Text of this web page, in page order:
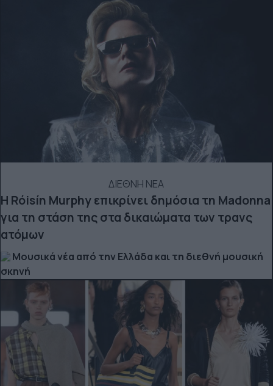
ΔΙΕΘΝΗ ΝΕΑ
Η Róisín Murphy επικρίνει δημόσια τη Madonna
για τη στάση της στα δικαιώματα των τρανς
ατόμων
Μουσικά νέα από την Ελλάδα και τη διεθνή μουσική
σκηνή